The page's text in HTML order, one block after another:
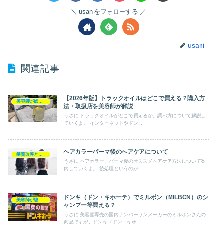
usaniをフォローする
usani
関連記事
【2026年版】トラックオイルはどこで買える？購入方
法・取扱店を美容師が解説
うさに トラックオイルがどこで買えるか。調べ方について解説し
ていくよ。 インターネットやドン...
髪質改善とヘアの疑問 ヘアカラーパーマ後のヘアケアについて
うさに ヘアカラー、パーマ後のオススメヘアケア方法について案
内していくよ。 後処理というのが...
美容師が総評ヘアケア製品
ドンキ（ドン・キホーテ）でミルボン（MILBON）のシ
ャンプー等買える？
うさに 美容室専売の国内ナンバーワンメーカーのミルボンさんの
商品ですが、ドンキ（ドン・キホ...